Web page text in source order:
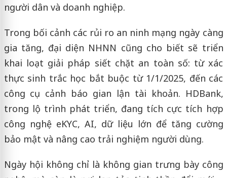
người dân và doanh nghiệp.
Trong bối cảnh các rủi ro an ninh mạng ngày càng
gia tăng, đại diện NHNN cũng cho biết sẽ triển
khai loạt giải pháp siết chặt an toàn số: từ xác
thực sinh trắc học bắt buộc từ 1/1/2025, đến các
công cụ cảnh báo gian lận tài khoản. HDBank,
trong lộ trình phát triển, đang tích cực tích hợp
công nghệ eKYC, AI, dữ liệu lớn để tăng cường
bảo mật và nâng cao trải nghiệm người dùng.
Ngày hội không chỉ là không gian trưng bày công